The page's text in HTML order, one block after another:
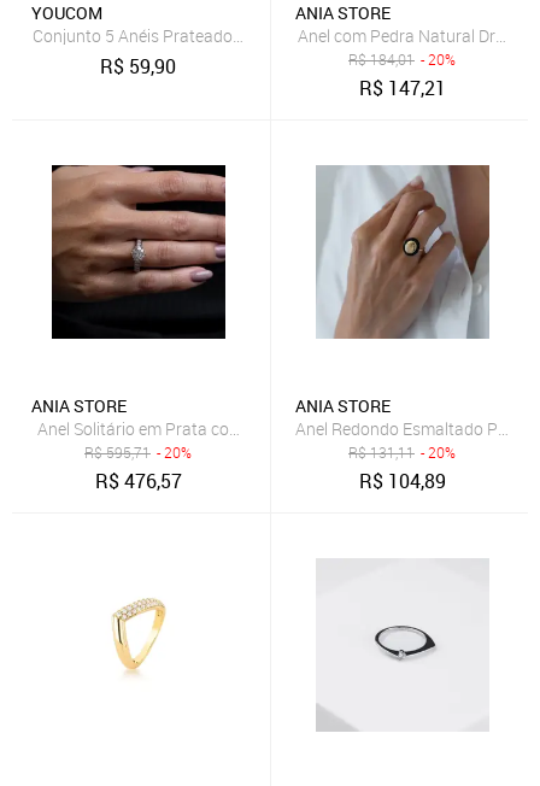
YOUCOM
Conjunto 5 Anéis Prateados Pedras Coloridas
R$ 59,90
ANIA STORE
Anel com Pedra Natural Drusa
R$184,01 - 20%
R$ 147,21
ANIA STORE
Anel Solitário em Prata com Pedra Moissanite 7.0mm e Cravações
R$595,71 - 20%
R$476,57
ANIA STORE
Anel Redondo Esmaltado Preto
R$131,11 - 20%
R$ 104,89